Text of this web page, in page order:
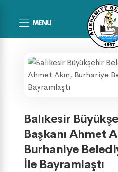
MENU
Balıkesir
Başkanı Ahmet
Burhaniye
İle Bayramlaştı